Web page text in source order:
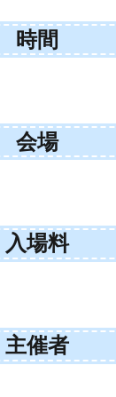
時間
会場
入場料
主催者